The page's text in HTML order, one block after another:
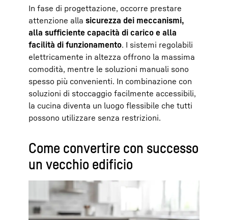
In fase di progettazione, occorre prestare
attenzione alla sicurezza dei meccanismi,
alla sufficiente capacità di carico e alla
facilità di funzionamento. I sistemi regolabili
elettricamente in altezza offrono la massima
comodità, mentre le soluzioni manuali sono
spesso più convenienti. In combinazione con
soluzioni di stoccaggio facilmente accessibili,
la cucina diventa un luogo flessibile che tutti
possono utilizzare senza restrizioni.
Come convertire con successo
un vecchio edificio